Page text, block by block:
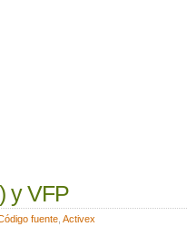
y VFP
fuente, Activex